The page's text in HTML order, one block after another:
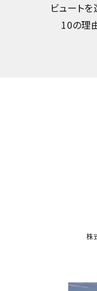
ビュート
10の理
株